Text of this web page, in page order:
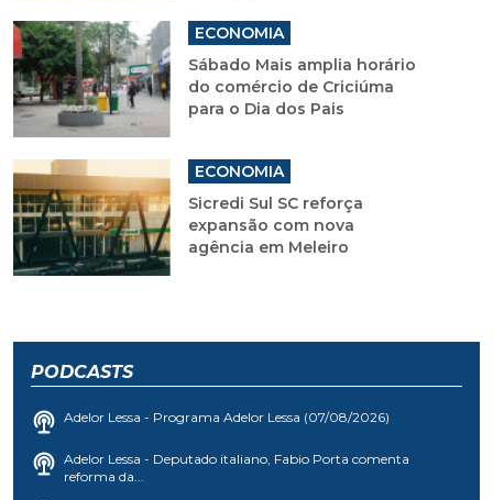
ECONOMIA
Sábado Mais amplia horário
do comércio de Criciúma
para o Dia dos Pais
ECONOMIA
Sicredi Sul SC reforça
expansão com nova
agência em Meleiro
PODCASTS
Adelor Lessa - Programa Adelor Lessa (07/08/2026)
Adelor Lessa - Deputado italiano, Fabio Porta comenta
reforma da...